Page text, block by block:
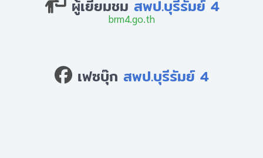
ผู้เยี่ยมชม สพป.บุรีรัมย์ 4
brm4.go.th
เฟซบุ๊ก สพป.บุรีรัมย์ 4